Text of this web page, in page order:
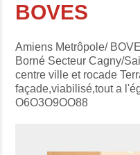
BOVES
Amiens Metrôpole/
Borné Secteur Cagny/
centre ville et rocade
façade,viabilisé,tout a
O6O3O9OO88